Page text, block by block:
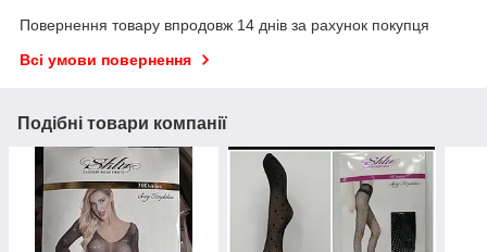
Повернення товару впродовж 14 днів за рахунок покупця
Всі умови повернення
Подібні товари компанії